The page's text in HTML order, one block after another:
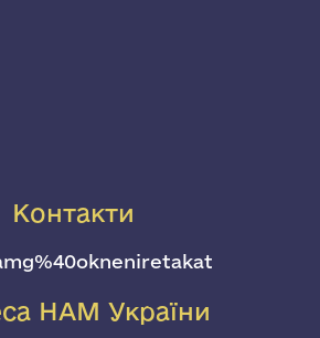
Контакти
НАМ України